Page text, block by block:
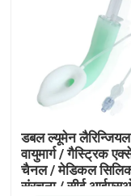
वीआर दिखाएँ
फैक्टरी यात्रा
डबल ल्यूमेन
वायुमार्ग / गैस्ट्रिक
चैनल / मेडिकल
संरचना / सीई